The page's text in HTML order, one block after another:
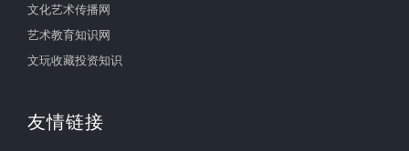
文化艺术传播网
艺术教育知识网
文玩收藏投资知识
友情链接